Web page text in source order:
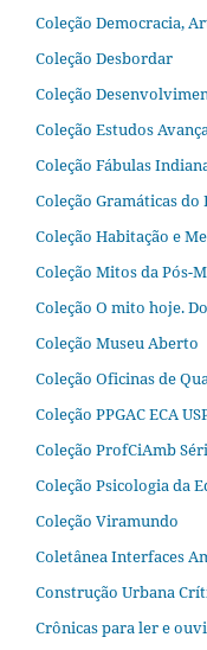
Coleção Democracia,
Coleção Desbordar
Coleção
Coleção Estudos
Coleção Fábulas
Coleção Gramáticas do
Coleção Habitação e
Coleção Mitos da Pós-
Coleção O mito hoje.
Coleção Museu Aberto
Coleção Oficinas de
Coleção PPGAC ECA
Coleção ProfCiAmb
Coleção Psicologia da
Coleção Viramundo
Coletânea Interfaces
Construção Urbana
Crônicas para ler e